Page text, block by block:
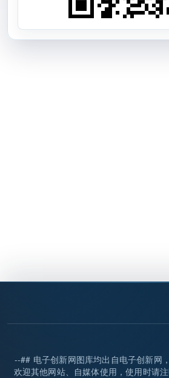
--## 电子创新网图库均出自电子创新网
欢迎其他网站、自媒体使用，使用时请